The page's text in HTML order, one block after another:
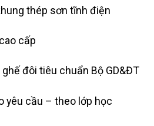
thép sơn tĩnh điện
cấp
đôi tiêu chuẩn Bộ GD&ĐT
yêu cầu – theo lớp học